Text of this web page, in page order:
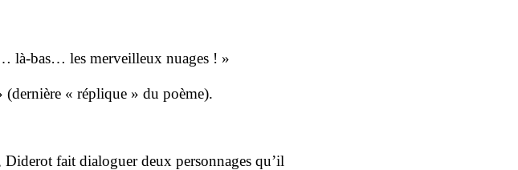
là-bas… les merveilleux nuages ! »
(dernière « réplique » du poème).
Diderot fait dialoguer deux personnages qu’il